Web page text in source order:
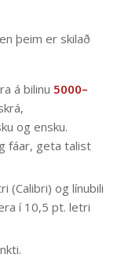
þeim er skilað
á bilinu 5000–
og ensku.
fáar, geta talist
(Calibri) og línubili
í 10,5 pt. letri